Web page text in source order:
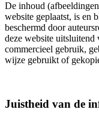
De inhoud
website geplaatst, is en
beschermd door
deze website
commercieel gebruik,
wijze gebruikt of
Juistheid van de